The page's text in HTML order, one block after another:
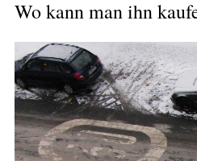
Wo kann man ihn